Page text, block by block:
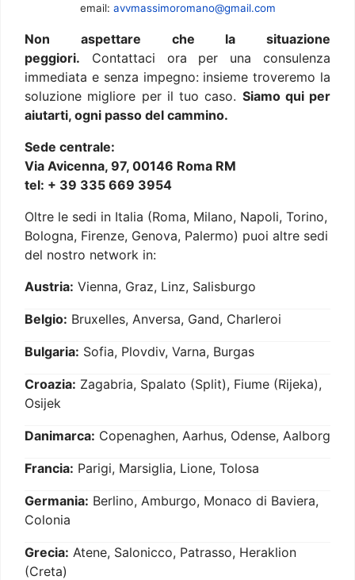
email: avvmassimoromano@gmail.com
Non aspettare che la situazione
peggiori. Contattaci ora per una consulenza
immediata e senza impegno: insieme troveremo la
soluzione migliore per il tuo caso. Siamo qui per
aiutarti, ogni passo del cammino.
Sede centrale:
Via Avicenna, 97, 00146 Roma RM
tel: + 39 335 669 3954
Oltre le sedi in Italia (Roma, Milano, Napoli, Torino,
Bologna, Firenze, Genova, Palermo) puoi altre sedi
del nostro network in:
Austria: Vienna, Graz, Linz, Salisburgo
Belgio: Bruxelles, Anversa, Gand, Charleroi
Bulgaria: Sofia, Plovdiv, Varna, Burgas
Croazia: Zagabria, Spalato (Split), Fiume (Rijeka),
Osijek
Danimarca: Copenaghen, Aarhus, Odense, Aalborg
Francia: Parigi, Marsiglia, Lione, Tolosa
Germania: Berlino, Amburgo, Monaco di Baviera,
Colonia
Grecia: Atene, Salonicco, Patrasso, Heraklion
(Creta)